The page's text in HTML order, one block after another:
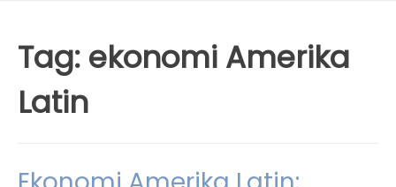
Tag: ekonomi Amerika
Latin